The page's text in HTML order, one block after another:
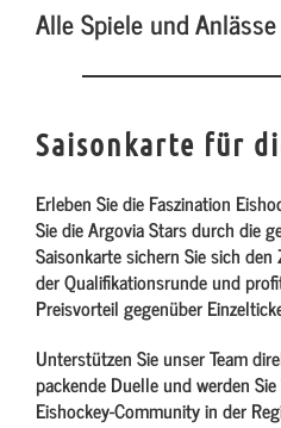
Alle Spiele und
Saisonkarte für
Erleben Sie die Faszination
Sie die Argovia Stars durch die
Saisonkarte sichern Sie sich
der Qualifikationsrunde und
Preisvorteil gegenüber
Unterstützen Sie unser Team
packende Duelle und werden
Eishockey-Community in der